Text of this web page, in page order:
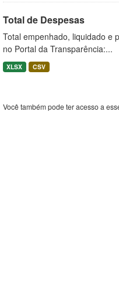
Total de Despesas
Total empenhado, liquidado e
no Portal da Transparência:...
XLSX CSV
Você também pode ter acesso a